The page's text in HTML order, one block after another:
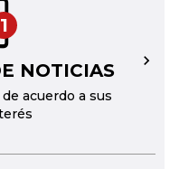
1
NOTICIAS
acuerdo a sus
→